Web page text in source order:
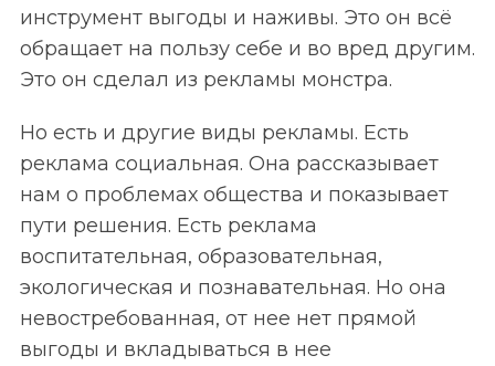
инструмент выгоды и наживы. Это он всё
обращает на пользу себе и во вред другим.
Это он сделал из рекламы монстра.
Но есть и другие виды рекламы. Есть
реклама социальная. Она рассказывает
нам о проблемах общества и показывает
пути решения. Есть реклама
воспитательная, образовательная,
экологическая и познавательная. Но она
невостребованная, от нее нет прямой
выгоды и вкладываться в нее